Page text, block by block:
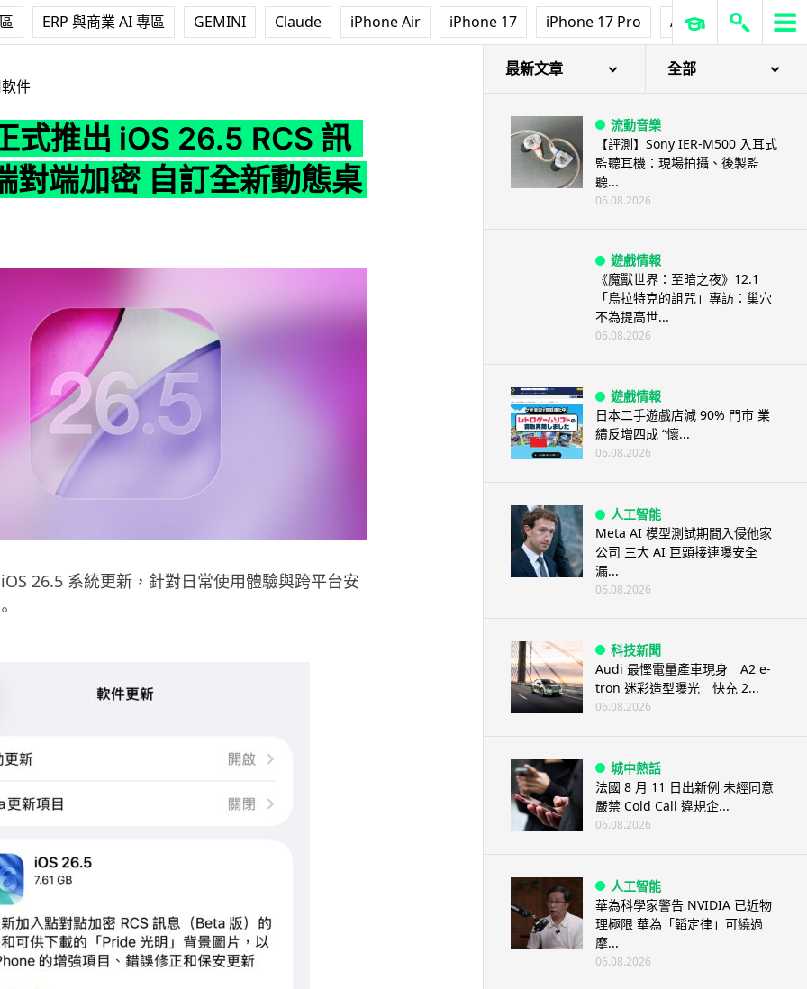
ERP 與商業 AI 專區 GEMINI Claude iPhone Air iPhone 17 iPhone 17 Pro AirPods Pro 3
件
式推出 iOS 26.5 RCS 訊
對端加密 自訂全新動態桌
26.5 系統更新，針對日常使用體驗與跨平台安
最新文章 全部
流動音樂
【評測】Sony IER-M500 入耳式
監聽耳機：現場拍攝、後製監
聽...
06.08.2026
遊戲情報
《魔獸世界：至暗之夜》12.1
「烏拉特克的詛咒」專訪：巢穴
不為提高世...
06.08.2026
遊戲情報
日本二手遊戲店減 90% 門市 業
績反增四成 “懷...
06.08.2026
人工智能
Meta AI 模型測試期間入侵他家
公司 三大 AI 巨頭接連曝安全
漏...
06.08.2026
科技新聞
Audi 最慳電量產車現身 A2 e-
tron 迷彩造型曝光 快充 2...
06.08.2026
城中熱話
法國 8 月 11 日出新例 未經同意
嚴禁 Cold Call 違規企...
06.08.2026
人工智能
華為科學家警告 NVIDIA 已近物
理極限 華為「韜定律」可繞過
摩...
06.08.2026